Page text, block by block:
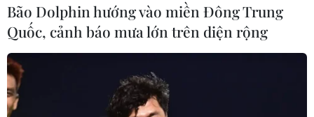
Bão Dolphin hướng vào miền Đông Trung
Quốc, cảnh báo mưa lớn trên diện rộng